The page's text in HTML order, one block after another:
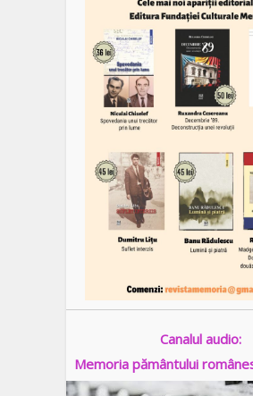
Canalul audio:
Memoria pământului